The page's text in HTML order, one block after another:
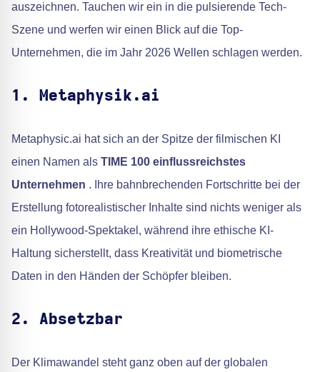
auszeichnen. Tauchen wir ein in die pulsierende Tech-
Szene und werfen wir einen Blick auf die Top-
Unternehmen, die im Jahr 2026 Wellen schlagen werden.
1. Metaphysik.ai
Metaphysic.ai hat sich an der Spitze der filmischen KI
einen Namen als TIME 100 einflussreichstes
Unternehmen . Ihre bahnbrechenden Fortschritte bei der
Erstellung fotorealistischer Inhalte sind nichts weniger als
ein Hollywood-Spektakel, während ihre ethische KI-
Haltung sicherstellt, dass Kreativität und biometrische
Daten in den Händen der Schöpfer bleiben.
2. Absetzbar
Der Klimawandel steht ganz oben auf der globalen